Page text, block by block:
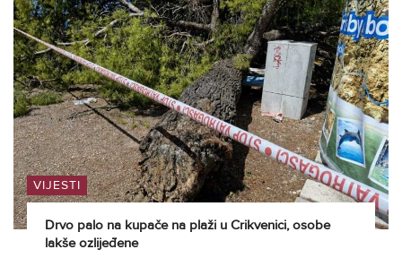
VIJESTI
Drvo palo na kupače na plaži u Crikvenici, osobe
lakše ozlijeđene